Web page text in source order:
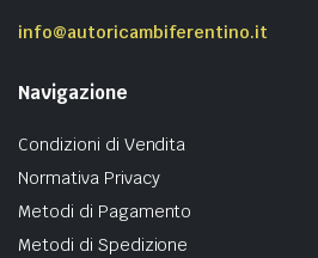
info@autoricambiferentino.it
Navigazione
Condizioni di Vendita
Normativa Privacy
Metodi di Pagamento
Metodi di Spedizione